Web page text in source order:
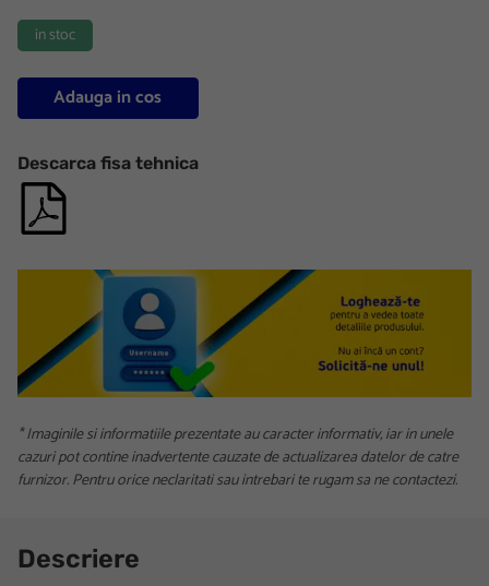
in stoc
Adauga in cos
Descarca fisa tehnica
* Imaginile si informatiile prezentate au caracter informativ, iar in unele
cazuri pot contine inadvertente cauzate de actualizarea datelor de catre
furnizor. Pentru orice neclaritati sau intrebari te rugam sa ne contactezi.
Descriere